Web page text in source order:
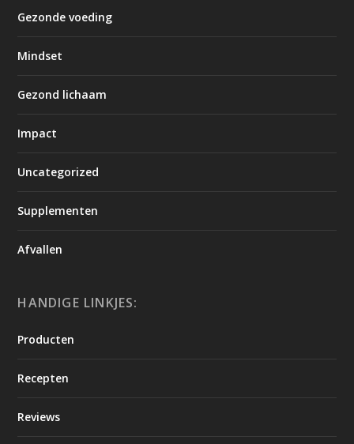
Gezonde voeding
Mindset
Gezond lichaam
Impact
Uncategorized
Supplementen
Afvallen
HANDIGE LINKJES:
Producten
Recepten
Reviews